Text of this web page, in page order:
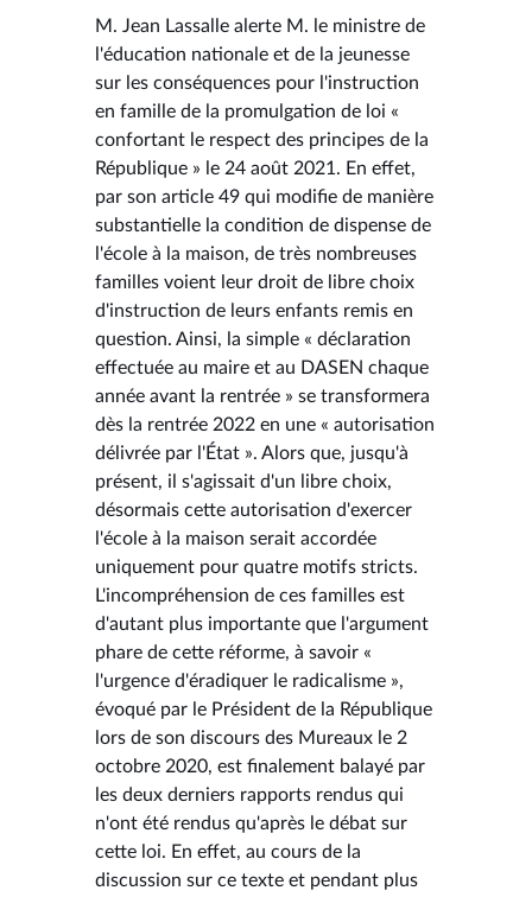
M. Jean Lassalle alerte M. le ministre de
l'éducation nationale et de la jeunesse
sur les conséquences pour l'instruction
en famille de la promulgation de loi «
confortant le respect des principes de la
République » le 24 août 2021. En effet,
par son article 49 qui modifie de manière
substantielle la condition de dispense de
l'école à la maison, de très nombreuses
familles voient leur droit de libre choix
d'instruction de leurs enfants remis en
question. Ainsi, la simple « déclaration
effectuée au maire et au DASEN chaque
année avant la rentrée » se transformera
dès la rentrée 2022 en une « autorisation
délivrée par l'État ». Alors que, jusqu'à
présent, il s'agissait d'un libre choix,
désormais cette autorisation d'exercer
l'école à la maison serait accordée
uniquement pour quatre motifs stricts.
L'incompréhension de ces familles est
d'autant plus importante que l'argument
phare de cette réforme, à savoir «
l'urgence d'éradiquer le radicalisme »,
évoqué par le Président de la République
lors de son discours des Mureaux le 2
octobre 2020, est finalement balayé par
les deux derniers rapports rendus qui
n'ont été rendus qu'après le débat sur
cette loi. En effet, au cours de la
discussion sur ce texte et pendant plus